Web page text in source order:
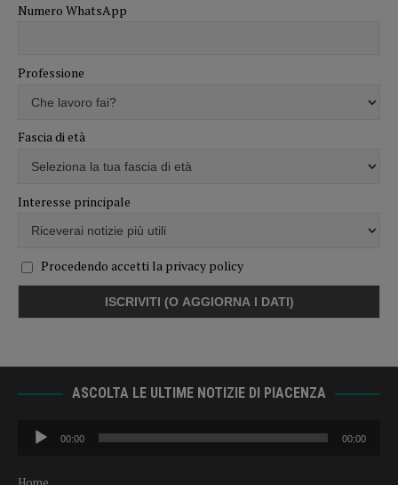
Numero WhatsApp
Professione
Fascia di età
Interesse principale
Procedendo accetti la privacy policy
ASCOLTA LE ULTIME NOTIZIE DI PIACENZA
Audio
Player
00:00 00:00